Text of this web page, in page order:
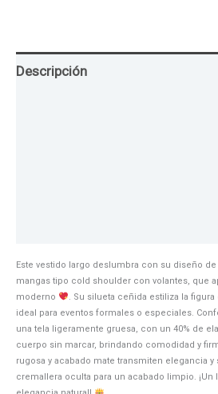
Descripción
Este vestido largo deslumbra con su diseño
mangas tipo cold shoulder con volantes, que
moderno
. Su silueta ceñida estiliza la
ideal para eventos formales o especiales.
una tela ligeramente gruesa, con un 40% de
cuerpo sin marcar, brindando comodidad y
rugosa y acabado mate transmiten elegancia y
cremallera oculta para un acabado limpio.